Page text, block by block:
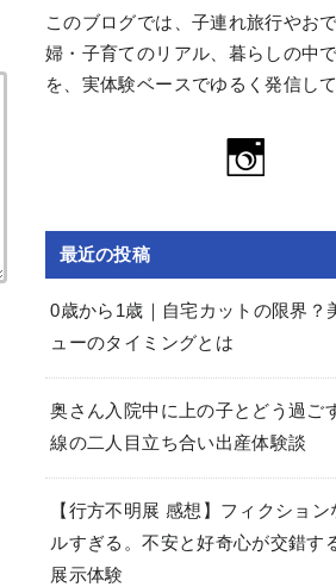
このブログでは、子連れ旅行やお
婦・子育てのリアル、暮らしの中
を、実体験ベースでゆるく発信して
最近の投稿
0歳から1歳｜自宅カットの限界？
ューのタイミングとは
奥さん入院中に上の子とどう過ご
線の二人目立ち合い出産体験談
【行方不明展 感想】フィクショ
ルすぎる。不安と好奇心が交錯す
展示体験